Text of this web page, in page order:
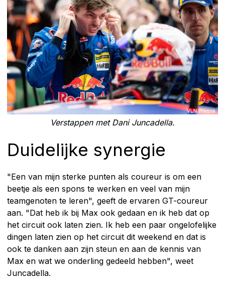
Verstappen met Dani Juncadella.
Duidelijke synergie
"Een van mijn sterke punten als coureur is om een
beetje als een spons te werken en veel van mijn
teamgenoten te leren", geeft de ervaren GT-coureur
aan. "Dat heb ik bij Max ook gedaan en ik heb dat op
het circuit ook laten zien. Ik heb een paar ongelofelijke
dingen laten zien op het circuit dit weekend en dat is
ook te danken aan zijn steun en aan de kennis van
Max en wat we onderling gedeeld hebben", weet
Juncadella.